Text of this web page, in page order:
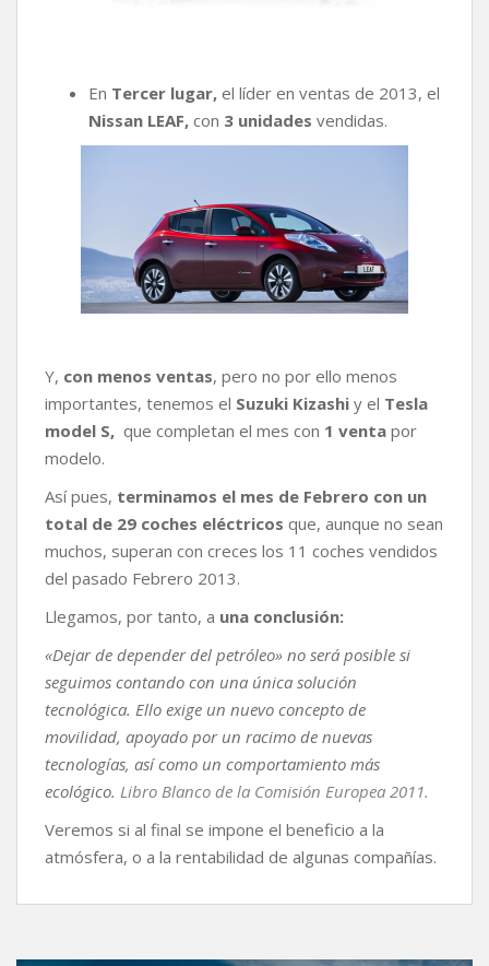
En Tercer lugar, el líder en ventas de 2013, el
Nissan LEAF, con 3 unidades vendidas.
Y, con menos ventas, pero no por ello menos
importantes, tenemos el Suzuki Kizashi y el Tesla
model S, que completan el mes con 1 venta por
modelo.
Así pues, terminamos el mes de Febrero con un
total de 29 coches eléctricos que, aunque no sean
muchos, superan con creces los 11 coches vendidos
del pasado Febrero 2013.
Llegamos, por tanto, a una conclusión:
«Dejar de depender del petróleo» no será posible si
seguimos contando con una única solución
tecnológica. Ello exige un nuevo concepto de
movilidad, apoyado por un racimo de nuevas
tecnologías, así como un comportamiento más
ecológico. Libro Blanco de la Comisión Europea 2011.
Veremos si al final se impone el beneficio a la
atmósfera, o a la rentabilidad de algunas compañías.